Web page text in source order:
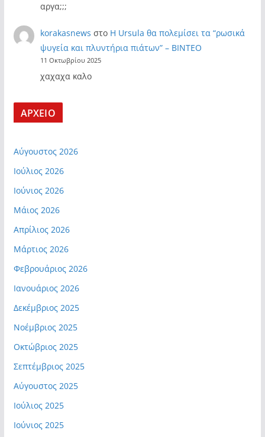
αργα;;;
korakasnews στο Η Ursula θα πολεμίσει τα “ρωσικά
ψυγεία και πλυντήρια πιάτων” – ΒΙΝΤΕΟ
11 Οκτωβρίου 2025
χαχαχα καλο
ΑΡΧΕΙΟ
Αύγουστος 2026
Ιούλιος 2026
Ιούνιος 2026
Μάιος 2026
Απρίλιος 2026
Μάρτιος 2026
Φεβρουάριος 2026
Ιανουάριος 2026
Δεκέμβριος 2025
Νοέμβριος 2025
Οκτώβριος 2025
Σεπτέμβριος 2025
Αύγουστος 2025
Ιούλιος 2025
Ιούνιος 2025